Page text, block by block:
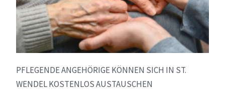
PFLEGENDE ANGEHÖRIGE KÖNNEN SICH IN ST.
WENDEL KOSTENLOS AUSTAUSCHEN